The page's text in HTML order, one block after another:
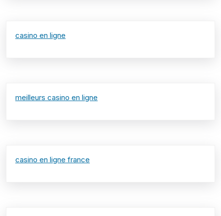
casino en ligne
meilleurs casino en ligne
casino en ligne france